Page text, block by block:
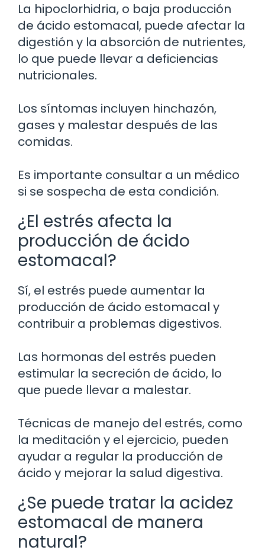
La hipoclorhidria, o baja producción
de ácido estomacal, puede afectar la
digestión y la absorción de nutrientes,
lo que puede llevar a deficiencias
nutricionales.
Los síntomas incluyen hinchazón,
gases y malestar después de las
comidas.
Es importante consultar a un médico
si se sospecha de esta condición.
¿El estrés afecta la
producción de ácido
estomacal?
Sí, el estrés puede aumentar la
producción de ácido estomacal y
contribuir a problemas digestivos.
Las hormonas del estrés pueden
estimular la secreción de ácido, lo
que puede llevar a malestar.
Técnicas de manejo del estrés, como
la meditación y el ejercicio, pueden
ayudar a regular la producción de
ácido y mejorar la salud digestiva.
¿Se puede tratar la acidez
estomacal de manera
natural?